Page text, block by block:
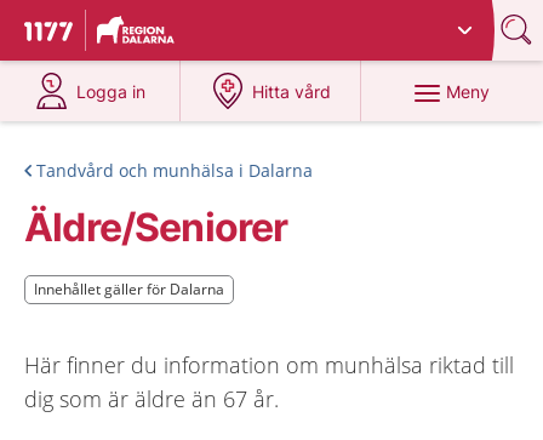
Till startsidan för 1177
Du har valt region
Logga in
på 1177.se
Hitta vård
på 1177.se
Meny
Tandvård och munhälsa i Dalarna
Äldre/Seniorer
Innehållet gäller för Dalarna
Innehållet gäller för Dalarna
Här finner du information om munhälsa riktad till
dig som är äldre än 67 år.